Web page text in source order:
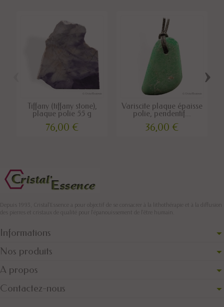
Tiffany (tiffany stone),
plaque polie 55 g
76,00 €
Variscite plaque épaisse
polie, pendentif...
36,00 €
›
Depuis 1993, Cristal'Essence a pour objectif de se consacrer à la lithothérapie et à la diffusion
des pierres et cristaux de qualité pour l’épanouissement de l’être humain.
Informations
Nos produits
A propos
Contactez-nous